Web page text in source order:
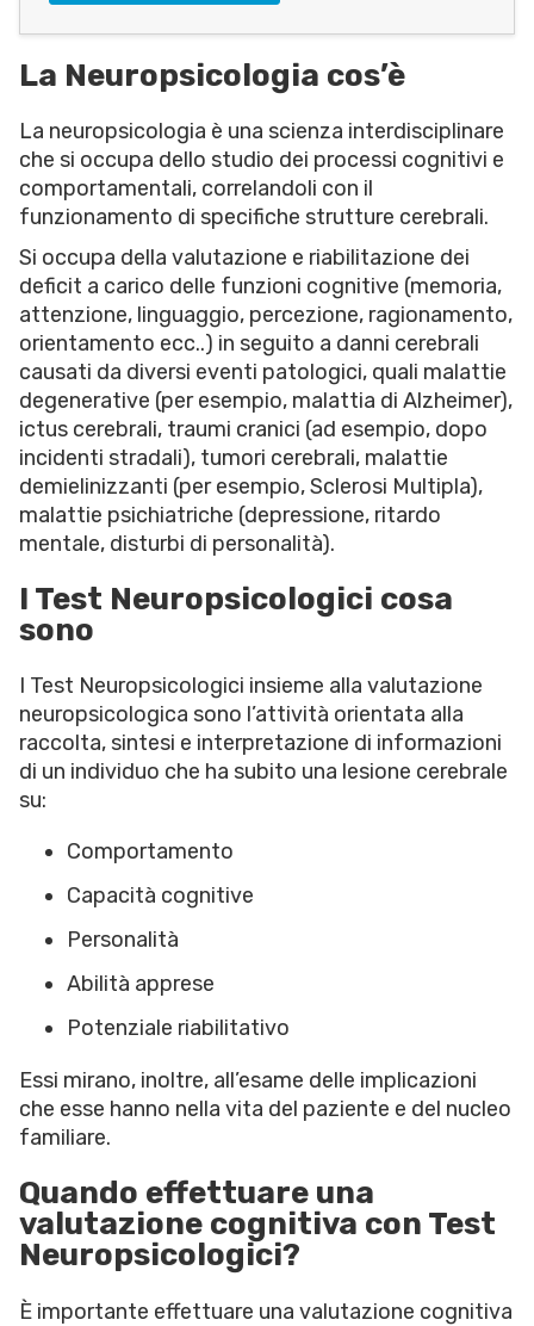
La Neuropsicologia cos’è
La neuropsicologia è una scienza interdisciplinare
che si occupa dello studio dei processi cognitivi e
comportamentali, correlandoli con il
funzionamento di specifiche strutture cerebrali.
Si occupa della valutazione e riabilitazione dei
deficit a carico delle funzioni cognitive (memoria,
attenzione, linguaggio, percezione, ragionamento,
orientamento ecc..) in seguito a danni cerebrali
causati da diversi eventi patologici, quali malattie
degenerative (per esempio, malattia di Alzheimer),
ictus cerebrali, traumi cranici (ad esempio, dopo
incidenti stradali), tumori cerebrali, malattie
demielinizzanti (per esempio, Sclerosi Multipla),
malattie psichiatriche (depressione, ritardo
mentale, disturbi di personalità).
I Test Neuropsicologici cosa
sono
I Test Neuropsicologici insieme alla valutazione
neuropsicologica sono l’attività orientata alla
raccolta, sintesi e interpretazione di informazioni
di un individuo che ha subito una lesione cerebrale
su:
Comportamento
Capacità cognitive
Personalità
Abilità apprese
Potenziale riabilitativo
Essi mirano, inoltre, all’esame delle implicazioni
che esse hanno nella vita del paziente e del nucleo
familiare.
Quando effettuare una
valutazione cognitiva con Test
Neuropsicologici?
È importante effettuare una valutazione cognitiva